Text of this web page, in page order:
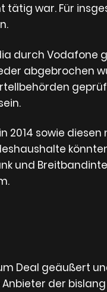
war. Für
durch Vodafone
abgebrochen
2014 sowie
und
Deal geäußert
der